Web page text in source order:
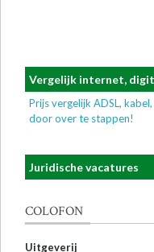
Vergelijk internet,
Prijs vergelijk ADSL,
door over te stappen!
Juridische vacatures
COLOFON
Uitgeverij